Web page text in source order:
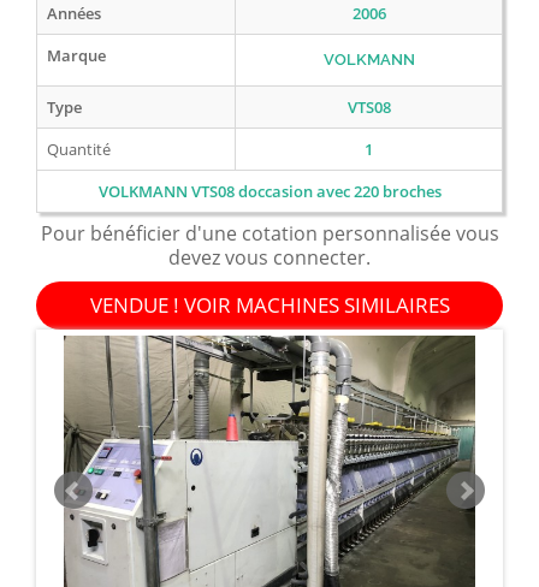
Années
2006
Marque
VOLKMANN
Type
VTS08
Quantité
1
VOLKMANN VTS08 doccasion avec 220 broches
Pour bénéficier d'une cotation personnalisée vous
devez vous connecter.
VENDUE ! VOIR MACHINES SIMILAIRES